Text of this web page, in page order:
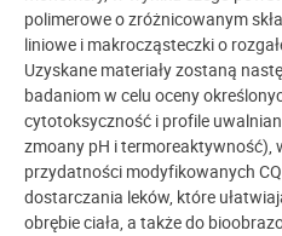
polimerowe o zróżnicowanym
liniowe i makrocząsteczki o
Uzyskane materiały zostaną
badaniom w celu oceny
cytotoksyczność i profile
zmoany pH i termoreaktywność),
przydatności modyfikowanych
dostarczania leków, które
obrębie ciała, a także do